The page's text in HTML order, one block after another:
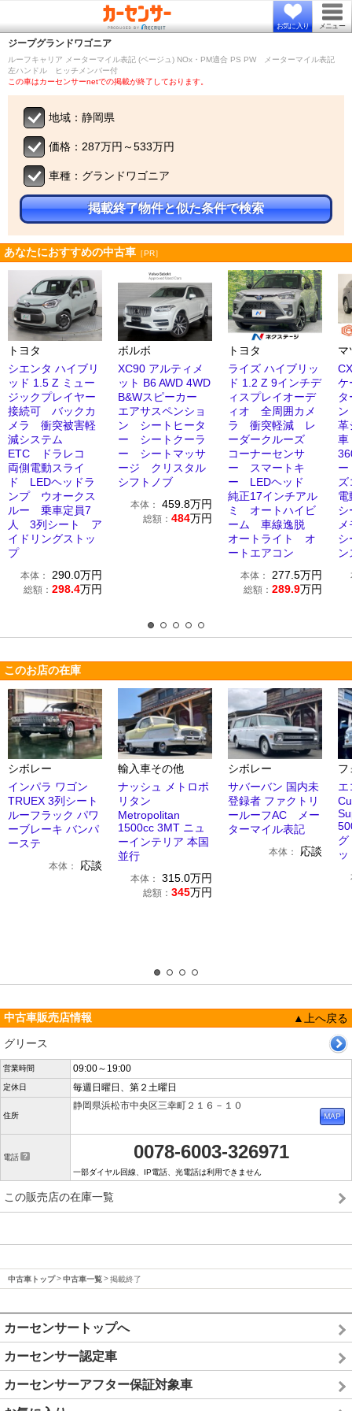
お気に入り メニュー
ジープグランドワゴニア
ルーフキャリア メーターマイル表記 (ベージュ) NOx・PM適合 PS PW メーターマイル表記
左ハンドル ヒッチメンバー付
この車はカーセンサーnetでの掲載が終了しております。
地域：静岡県
価格：287万円～533万円
車種：グランドワゴニア
掲載終了物件と似た条件で検索
あなたにおすすめの中古車 ［PR］
トヨタ
シエンタ ハイブリ
ッド 1.5 Z ミュー
ジックプレイヤー
接続可 バックカ
メラ 衝突被害軽
減システム
ETC ドラレコ
両側電動スライ
ド LEDヘッドラ
ンプ ウオークス
ルー 乗車定員7
人 3列シート ア
イドリングストッ
プ
本体： 290.0万円
総額： 298.4万円
ボルボ
XC90 アルティメ
ット B6 AWD 4WD
B&Wスピーカー
エアサスペンショ
ン シートヒータ
ー シートクーラ
ー シートマッサ
ージ クリスタル
シフトノブ
本体： 459.8万円
総額： 484万円
トヨタ
ライズ ハイブリッ
ド 1.2 Z 9インチデ
ィスプレイオーデ
ィオ 全周囲カメ
ラ 衝突軽減 レ
ーダークルーズ
コーナーセンサ
ー スマートキ
ー LEDヘッド
純正17インチアル
ミ オートハイビ
ーム 車線逸脱
オートライト オ
ートエアコン
本体： 277.5万円
総額： 289.9万円
マ
ケ
このお店の在庫
シボレー
インパラ ワゴン
TRUEX 3列シート
ルーフラック パワ
ーブレーキ バンパ
ーステ
本体： 応談
輸入車その他
ナッシュ メトロポ
リタン
Metropolitan
1500cc 3MT ニュ
ーインテリア 本国
並行
本体： 315.0万円
総額： 345万円
シボレー
サバーバン 国内未
登録者 ファクトリ
ールーフAC メー
ターマイル表記
本体： 応談
フ
エ
グ
中古車販売店情報
▲上へ戻る
グリース
営業時間 09:00～19:00
定休日 毎週日曜日、第２土曜日
住所
静岡県浜松市中央区三幸町２１６－１０
電話 0078-6003-326971
一部ダイヤル回線、IP電話、光電話は利用できません
この販売店の在庫一覧
中古車トップ 中古車一覧 掲載終了
カーセンサートップへ
カーセンサー認定車
カーセンサーアフター保証対象車